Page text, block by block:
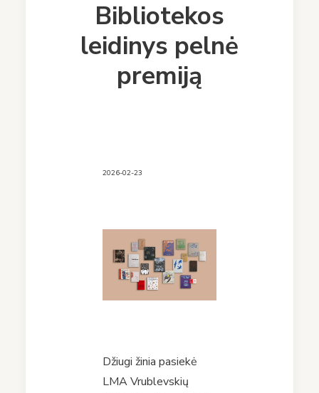
Bibliotekos
leidinys pelnė
premiją
2026-02-23
Džiugi žinia pasiekė
LMA Vrublevskių